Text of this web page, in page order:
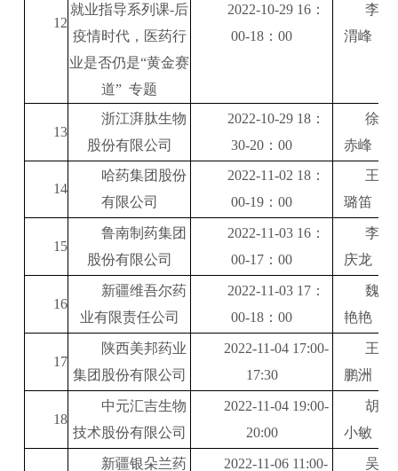
12
就业指导系列课-后
疫情时代，医药行
业是否仍是“黄金赛
道” 专题
2022-10-29 16：
00-18 ：00
李
渭峰
13
浙江湃肽生物
股份有限公司
2022-10-29 18：
30-20 ：00
徐
赤峰
14
哈药集团股份
有限公司
2022-11-02 18：
00-19 ：00
王
璐笛
15
鲁南制药集团
股份有限公司
2022-11-03 16：
00-17 ：00
李
庆龙
16
新疆维吾尔药
业有限责任公司
2022-11-03 17：
00-18 ：00
魏
艳艳
17
陕西美邦药业
集团股份有限公司
2022-11-04 17:00-
17:30
王
鹏洲
18
中元汇吉生物
技术股份有限公司
2022-11-04 19:00-
20:00
胡
小敏
新疆银朵兰药
2022-11-06 11:00-
吴